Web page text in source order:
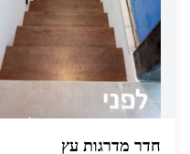
חדר מדרגות עץ